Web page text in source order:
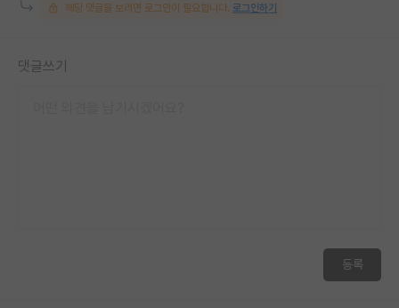
이벤트 해당 댓글을 보려면 로그인이 필요합니다. 로그인하기
댓글쓰기
등록